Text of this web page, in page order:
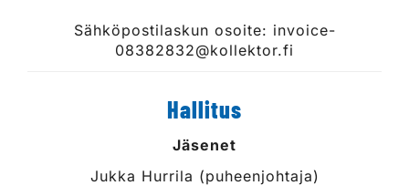
Sähköpostilaskun osoite: invoice-
08382832@kollektor.fi
Hallitus
Jäsenet
Jukka Hurrila (puheenjohtaja)